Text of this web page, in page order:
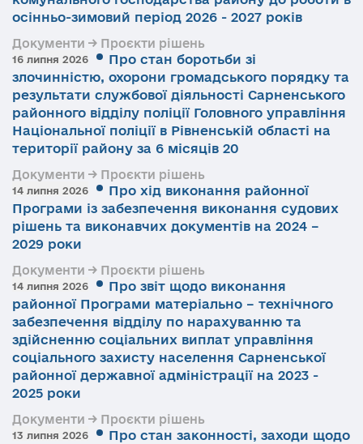
осінньо-зимовий період 2026 - 2027 років
Документи → Проєкти рішень
16 липня 2026
Про стан боротьби зі
злочинністю, охорони громадського порядку та
результати службової діяльності Сарненського
районного відділу поліції Головного управління
Національної поліції в Рівненській області на
території району за 6 місяців 20
Документи → Проєкти рішень
14 липня 2026
Про хід виконання районної
Програми із забезпечення виконання судових
рішень та виконавчих документів на 2024 –
2029 роки
Документи → Проєкти рішень
14 липня 2026
Про звіт щодо виконання
районної Програми матеріально – технічного
забезпечення відділу по нарахуванню та
здійсненню соціальних виплат управління
соціального захисту населення Сарненської
районної державної адміністрації на 2023 -
2025 роки
Документи → Проєкти рішень
13 липня 2026
Про стан законності, заходи щодо